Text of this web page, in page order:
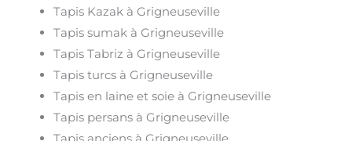
Tapis Kazak à Grigneuseville
Tapis sumak à Grigneuseville
Tapis Tabriz à Grigneuseville
Tapis turcs à Grigneuseville
Tapis en laine et soie à Grigneuseville
Tapis persans à Grigneuseville